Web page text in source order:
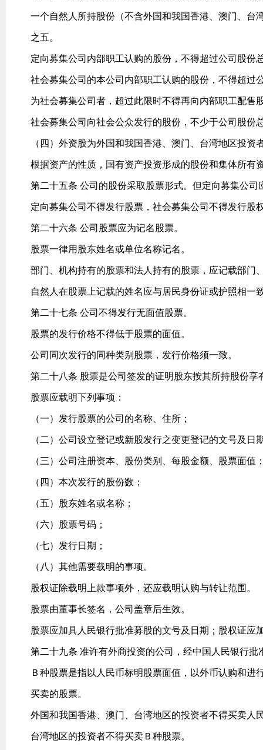
一个自然人所持股份（不含外国和我国香港、澳门、台
之五。
定向募集公司内部职工认购的股份，不得超过公司股份
社会募集公司的本公司内部职工认购的股份，不得超过
为社会募集公司者，超过此限时不得再向内部职工配售
社会募集公司向社会公众发行的股份，不少于公司股份
（四）外资股为外国和我国香港、澳门、台湾地区投
根据资产的性质，国有资产投资形成的股份和集体所有
第二十五条 公司的股份采取股票形式。但定向募集公
定向募集公司不得发行股票，社会募集公司不得发行股
第二十六条 公司股票应为记名股票。
股票一律用股东姓名或单位名称记名。
部门、机构持有的股票和法人持有的股票，应记载部门
自然人在股票上记载的姓名应与居民身份证或护照相一
第二十七条 公司不得发行无面值股票。
股票的发行价格不得低于股票的面值。
公司同次发行的同种类别股票，发行价格须一致。
第二十八条 股票是公司签发的证明股东按其所持股份
股票应载明下列事项：
（一）发行股票的公司的名称、住所；
（二）公司设立登记或新股发行之变更登记的文号及日
（三）公司注册资本、股份类别、每股金额、股票面值
（四）本次发行的股份数；
（五）股东姓名或名称；
（六）股票号码；
（七）发行日期；
（八）其他需要载明的事项。
股权证除载明上款事项外，还应载明认购与转让范围。
股票由董事长签名，公司盖章后生效。
股票应加具人民银行批准募股的文号及日期；股权证应
第二十九条 准许有外商投资的公司，经中国人民银行
Ｂ种股票是指以人民币标明股票面值，以外币认购和
买卖的股票。
外国和我国香港、澳门、台湾地区的投资者不得买卖人
台湾地区的投资者不得买卖Ｂ种股票。